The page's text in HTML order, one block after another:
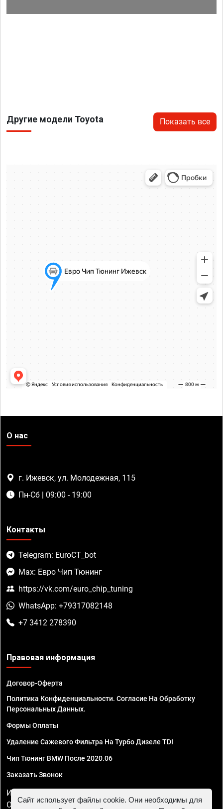
Другие модели Toyota Показать все
О нас
г. Ижевск, ул. Молодежная, 115
Пн-Сб | 09:00 - 19:00
Контакты
Telegram: EuroCT_bot
Max: Евро Чип Тюнинг
https://vk.com/euro_chip_tuning
WhatsApp: +79317082148
+7 3412 278390
Правовая информация
Договор-Оферта
Политика Конфиденциальности. Согласие На Обработку
Персональных Данных.
Формы Оплаты
Удаление Сажевого Фильтра На Турбо Дизеле TDI
Чип Тюнинг BMW После 2020.06
Заказать Звонок
ИП Смирнов Георгий Павлович. ИНН 781302555843,
ОГРНИП 324470400032610
Сайт использует файлы cookie. Они необходимы для